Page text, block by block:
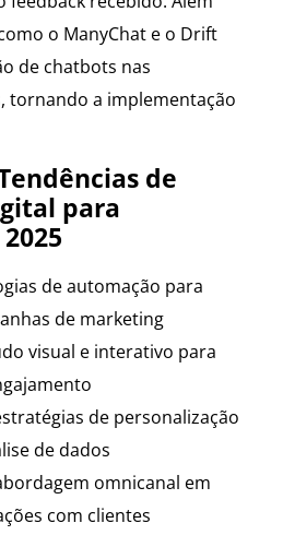
o ManyChat e o Drift
de chatbots nas
tornando a implementação
de
para
de automação para
de marketing
visual e interativo para
de personalização
de dados
omnicanal em
com clientes